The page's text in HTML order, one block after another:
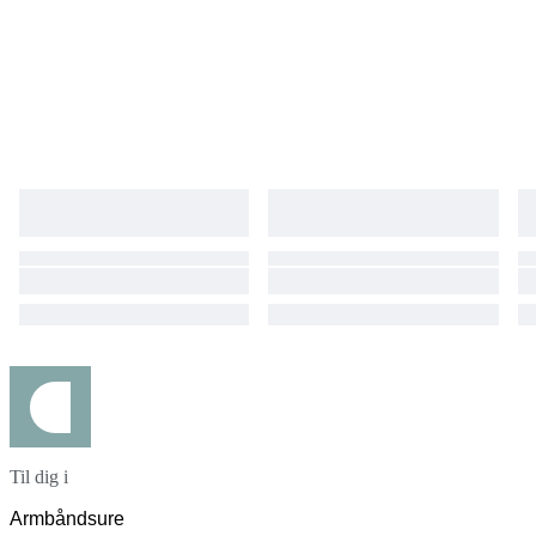
Til dig i
Armbåndsure